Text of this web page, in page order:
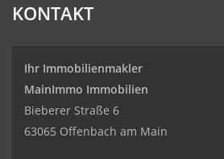
KONTAKT
Ihr Immobilienmakler
MainImmo Immobilien
Bieberer Straße 6
63065 Offenbach am Main